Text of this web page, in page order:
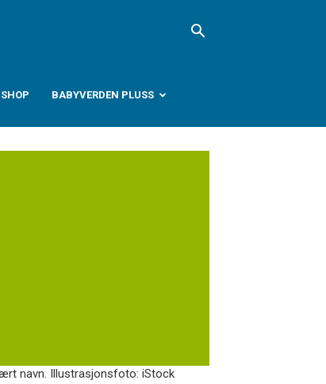
SHOP BABYVERDEN PLUSS
navn. Illustrasjonsfoto: iStock